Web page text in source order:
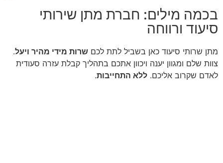
בכמה מילים: חברת מתן שירותי
סיעוד ורווחה
מתן שרותי סיעוד כאן בשביל לתת לכם שרות מידי מהיר ויעל.
צוות שלם ומגוון יענה ויכוון אתכם בתהליך קבלת עזרה סעודית
לאדם שקרוב אליכם. ללא התחייבות.